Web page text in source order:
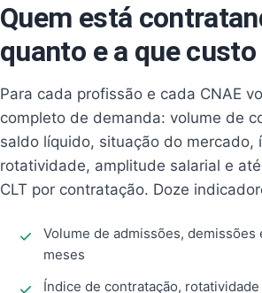
Quem está
quanto e a que custo
Para cada profissão e cada CNAE
completo de demanda: volume de
saldo líquido, situação do mercado,
rotatividade, amplitude salarial e
CLT por contratação. Doze
Volume de admissões, demissões
meses
Índice de contratação,